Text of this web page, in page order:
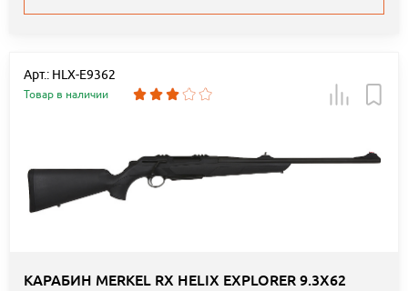
Арт.: HLX-E9362
Товар в наличии
КАРАБИН MERKEL RX HELIX EXPLORER 9.3X62